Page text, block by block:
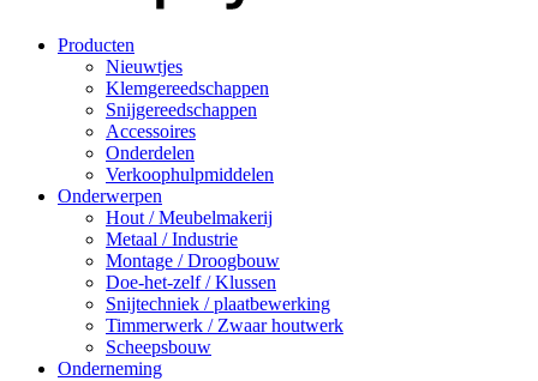
Producten
Nieuwtjes
Klemgereedschappen
Snijgereedschappen
Accessoires
Onderdelen
Verkoophulpmiddelen
Onderwerpen
Hout / Meubelmakerij
Metaal / Industrie
Montage / Droogbouw
Doe-het-zelf / Klussen
Snijtechniek / plaatbewerking
Timmerwerk / Zwaar houtwerk
Scheepsbouw
Onderneming